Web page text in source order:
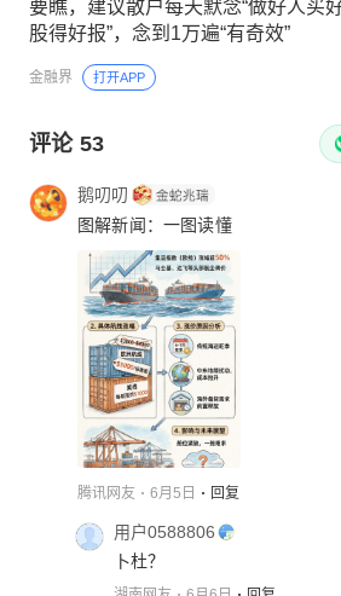
要瞧，建议散户每天默念“做好人买
股得好报”，念到1万遍“有奇效”
金融界 打开APP
评论 53
鹅叨叨
图解新闻：一图读懂
腾讯网友 6月5日 回复
用户0588806
卜杜？